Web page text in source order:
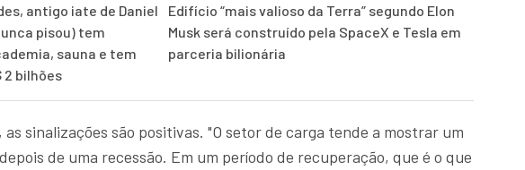
antigo iate de Daniel
pisou) tem
sauna e tem
2 bilhões
Edifício “mais valioso da Terra” segundo Elon
Musk será construído pela SpaceX e Tesla em
parceria bilionária
as sinalizações são positivas. "O setor de carga tende a mostrar um
de uma recessão. Em um período de recuperação, que é o que